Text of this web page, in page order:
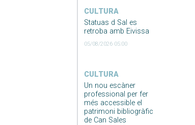
CULTURA
Statuas d Sal es
retroba amb Eivissa
05/08/2026 05:00
CULTURA
Un nou escàner
professional per fer
més accessible el
patrimoni bibliogràfic
de Can Sales